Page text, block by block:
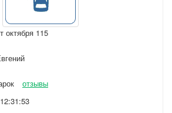
октября 115
отзывы